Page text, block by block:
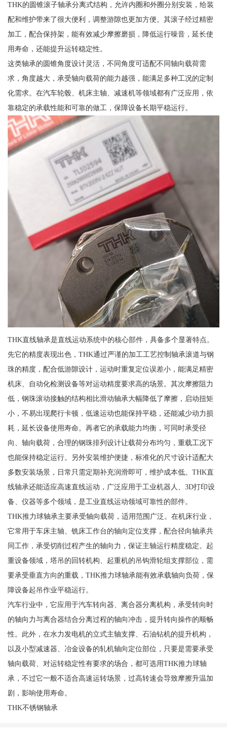
THK的圆锥滚子轴承分离式结构，允许内圈和外圈分别安装，给装
配和维护带来了很大便利，调整游隙也更加方便。其滚子经过精密
加工，配合保持架，能有效减少摩擦磨损，降低运行噪音，延长使
用寿命，还能提升运转稳定性。
这类轴承的圆锥角度设计灵活，不同角度可适配不同轴向载荷需
求，角度越大，承受轴向载荷的能力越强，能满足多种工况的定制
化需求。在汽车轮毂、机床主轴、减速机等领域都有广泛应用，依
靠稳定的承载性能和可靠的做工，保障设备长期平稳运行。
THK直线轴承是直线运动系统中的核心部件，具备多个显著特点。
先它的精度表现出色，THK通过严谨的加工工艺控制轴承滚道与钢
珠的精度，配合低游隙设计，运动时重复定位误差小，能满足精密
机床、自动化检测设备等对运动精度要求高的场景。其次摩擦阻力
低，钢珠滚动接触的结构相比滑动轴承大幅降低了摩擦，启动扭矩
小，不易出现爬行卡顿，低速运动也能保持平稳，还能减少动力损
耗，延长设备使用寿命。再者它的承载能力均衡，可同时承受径
向、轴向载荷，合理的钢珠排列设计让载荷分布均匀，重载工况下
也能保持稳定运行。另外安装维护便捷，标准化的尺寸设计适配大
多数安装场景，日常只需定期补充润滑即可，维护成本低。THK直
线轴承还能适应高速直线运动，广泛应用于工业机器人、3D打印设
备、仪器等多个领域，是工业直线运动领域可靠性的部件。
THK推力球轴承主要承受轴向载荷，适用范围广泛。在机床行业，
它常用于车床主轴、铣床工作台的轴向定位支撑，配合径向轴承共
同工作，承受切削过程产生的轴向力，保证主轴运行精度稳定。起
重设备领域，塔吊的回转机构、起重机的吊钩滑轮组支撑部位，需
要承受垂直方向的重载，THK推力球轴承能有效承载轴向负荷，保
障设备起吊作业平稳运行。
汽车行业中，它应用于汽车转向器、离合器分离机构，承受转向时
的轴向力与离合器结合分离过程的轴向冲击，提升转向操作的顺畅
性。此外，在水力发电机的立式主轴支撑、石油钻机的提升机构，
以及小型减速器、冶金设备的轧机轴向定位部位，只要是需要承受
轴向载荷、对运转稳定性有要求的场合，都可选用THK推力球轴
承，不过它一般不适合高速运转场景，过高转速会导致摩擦升温加
剧，影响使用寿命。
THK不锈钢轴承